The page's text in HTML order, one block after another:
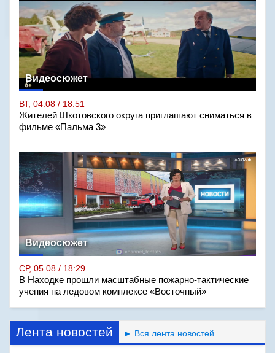
Видеосюжет
ВТ, 04.08 / 18:51
Жителей Шкотовского округа приглашают сниматься в
фильме «Пальма 3»
Видеосюжет
СР, 05.08 / 18:29
В Находке прошли масштабные пожарно-тактические
учения на ледовом комплексе «Восточный»
Лента новостей ► Вся лента новостей